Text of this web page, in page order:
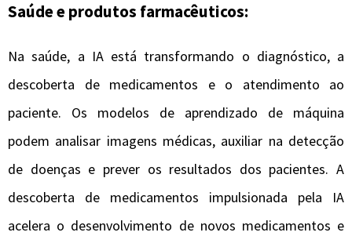
Saúde e produtos farmacêuticos:
Na saúde, a IA está transformando o diagnóstico, a
descoberta de medicamentos e o atendimento ao
paciente. Os modelos de aprendizado de máquina
podem analisar imagens médicas, auxiliar na detecção
de doenças e prever os resultados dos pacientes. A
descoberta de medicamentos impulsionada pela IA
acelera o desenvolvimento de novos medicamentos e